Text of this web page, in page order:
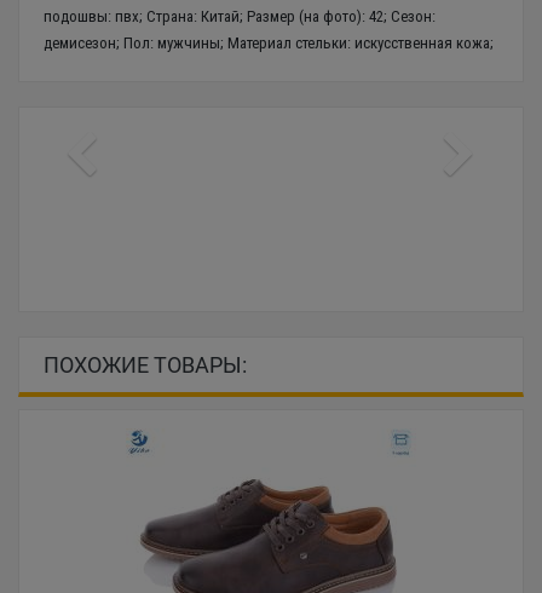
подошвы: пвх; Страна: Китай; Размер (на фото): 42; Сезон:
демисезон; Пол: мужчины; Материал стельки: искусственная кожа;
ПОХОЖИЕ ТОВАРЫ: